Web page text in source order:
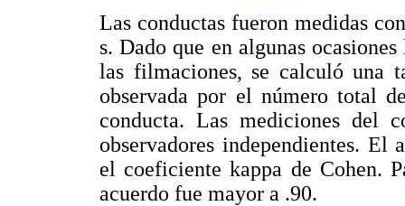
Las conductas fueron medidas
s. Dado que en algunas
las filmaciones, se calculó una
observada por el número total
conducta. Las mediciones del
observadores independientes.
el coeficiente kappa de Cohen.
acuerdo fue mayor a .90.